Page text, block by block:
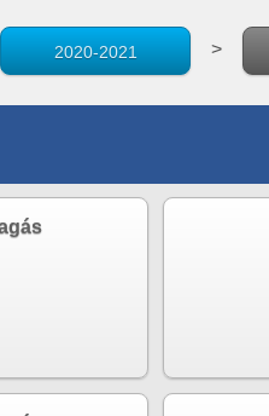
2020-2021 >